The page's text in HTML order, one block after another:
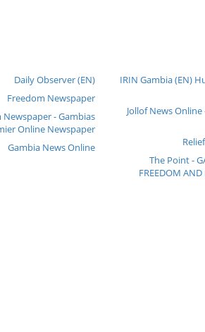
Daily Observer (EN)
Freedom Newspaper
Newspaper - Gambias
Online Newspaper
Gambia News Online
IRIN Gambia (EN)
Jollof News Online
The Point -
FREEDOM